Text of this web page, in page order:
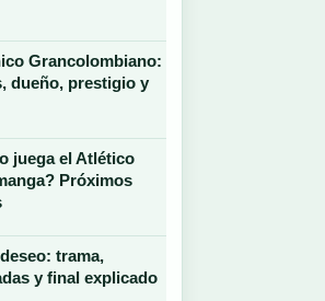
Grancolombiano:
dueño, prestigio y
juega el Atlético
Próximos
trama,
y final explicado